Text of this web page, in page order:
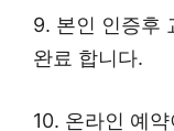
9. 본인 인증후
완료 합니다.
10. 온라인 예